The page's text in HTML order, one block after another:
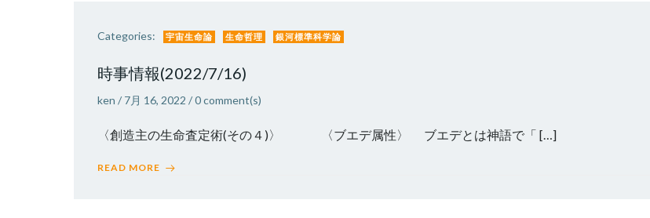
Categories: 宇宙生命論 生命哲理 銀河標準科学論
時事情報(2022/7/16)
ken / 7月 16, 2022 /0comment(s)
〈創造主の生命査定術(その４)〉 〈ブエデ属性〉 ブエデとは神語で「 […]
READ MORE